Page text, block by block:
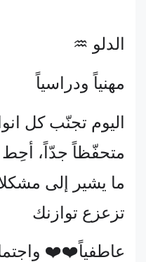
الدلو ♒
مهنياً ودراسياً
اليوم تجنّب كل
متحفّظاً جدّاً، أحِط
ما يشير إلى
تزعزع توازنك
عاطفياً❤️❤️